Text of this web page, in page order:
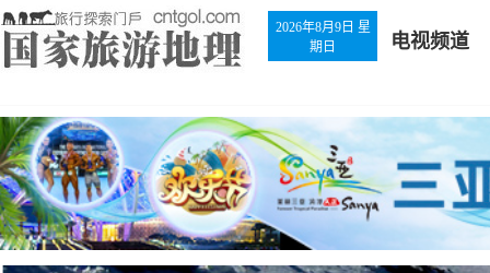
2026年8月9日 星
期日
电视频道